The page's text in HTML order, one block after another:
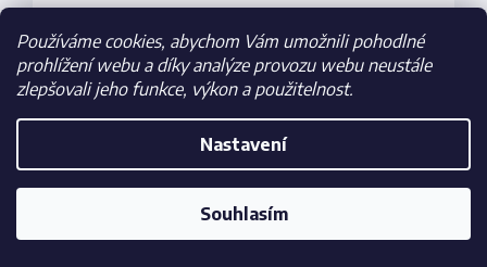
Používáme cookies, abychom Vám umožnili pohodlné
prohlížení webu a díky analýze provozu webu neustále
zlepšovali jeho funkce, výkon a použitelnost.
Nastavení
Souhlasím
259 Kč